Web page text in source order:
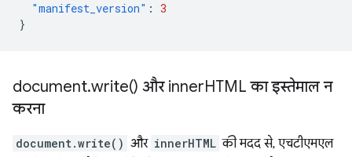
"manifest_version" : 3
}
document.write() और innerHTML का इस्तेमाल न
करना
document.write() और innerHTML की मदद से, एचटीएमएल